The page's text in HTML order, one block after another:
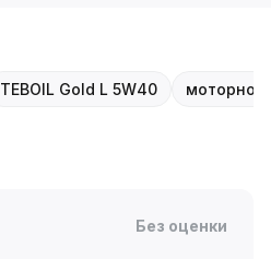
TEBOIL Gold L 5W40 моторное
Без оценки